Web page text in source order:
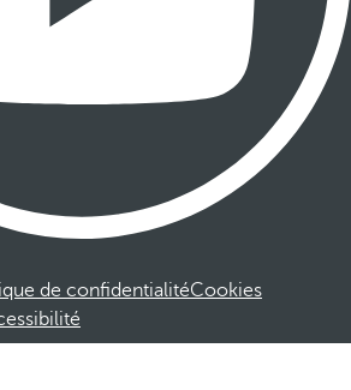
de confidentialitéCookies